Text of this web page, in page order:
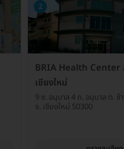
2
BRIA Health Center
เชียงใหม่
9 ซ. อนุบาล 4 ถ. อนุบาล ต. ช้
จ. เชียงใหม่ 50300